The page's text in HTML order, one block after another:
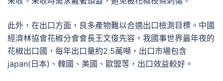
此外，在出口方面，良多產物難以合適出口檢測目標。中國
經濟林協會花椒分會會長王文俊先容，我國事世界最年夜的
花椒出口國，每年出口量約2.5萬噸，出口市場包含
japan(日本)、韓國、美國、歐盟等，出口效益較好。